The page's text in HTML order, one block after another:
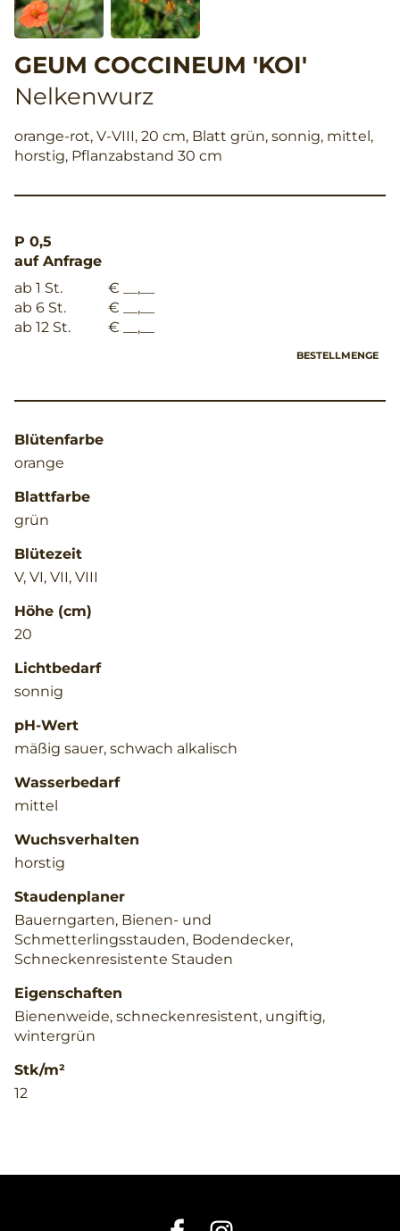
GEUM COCCINEUM 'KOI'
Nelkenwurz
orange-rot, V-VIII, 20 cm, Blatt grün, sonnig, mittel,
horstig, Pflanzabstand 30 cm
P 0,5
auf Anfrage
ab 1 St.
€ __,__
ab 6 St.
€ __,__
ab 12 St.
€ __,__
BESTELLMENGE
Blütenfarbe
orange
Blattfarbe
grün
Blütezeit
V, VI, VII, VIII
Höhe (cm)
20
Lichtbedarf
sonnig
pH-Wert
mäßig sauer, schwach alkalisch
Wasserbedarf
mittel
Wuchsverhalten
horstig
Staudenplaner
Bauerngarten, Bienen- und
Schmetterlingsstauden, Bodendecker,
Schneckenresistente Stauden
Eigenschaften
Bienenweide, schneckenresistent, ungiftig,
wintergrün
Stk/m²
12